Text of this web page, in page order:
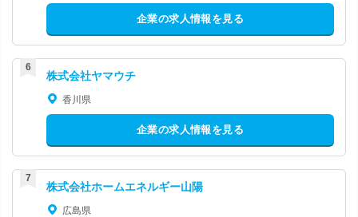
企業の求人情報を見る
株式会社ヤマウチ
香川県
企業の求人情報を見る
株式会社ホームエネルギー山陽
広島県